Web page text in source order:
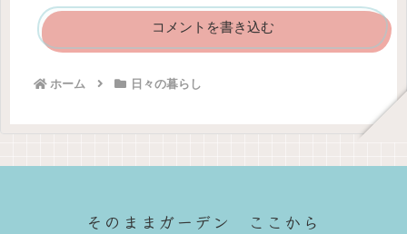
コメントを書き込む
ホーム 日々の暮らし
そのままガーデン ここから